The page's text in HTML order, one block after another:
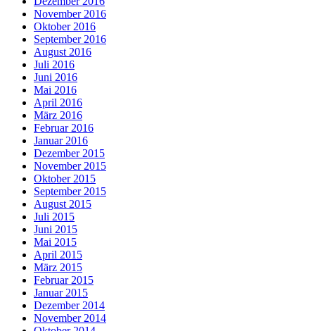
November 2016
Oktober 2016
September 2016
August 2016
Juli 2016
Juni 2016
Mai 2016
April 2016
März 2016
Februar 2016
Januar 2016
Dezember 2015
November 2015
Oktober 2015
September 2015
August 2015
Juli 2015
Juni 2015
Mai 2015
April 2015
März 2015
Februar 2015
Januar 2015
Dezember 2014
November 2014